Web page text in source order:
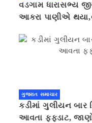
વડગામ ધારાસભ્ય
આકરા પાણીએ
ગુજરાત સમાચાર
કડીમાં ગુલીયન બાર
આવતા ફફડાટ,